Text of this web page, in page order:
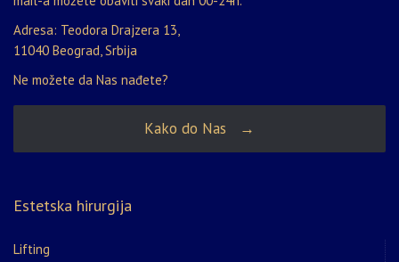
Adresa: Teodora Drajzera 13,
11040 Beograd, Srbija
Ne možete da Nas nađete?
Kako do Nas →
Estetska hirurgija
Lifting